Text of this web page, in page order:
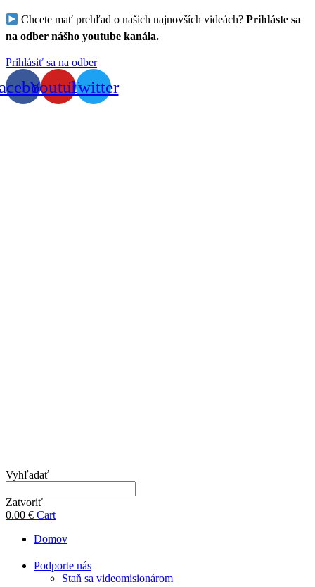
Chcete mať prehľad o našich najnovších videách? Prihláste sa
na odber nášho youtube kanála.
Prihlásiť sa na odber
YoutubeTwitter
Vyhľadať
Zatvoriť
0.00 € Cart
Domov
Podporte nás
Staň sa videomisionárom